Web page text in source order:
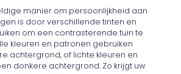
manier om persoonlijkheid aan
is door verschillende tinten en
om een contrasterende tuin te
kleuren en patronen gebruiken
achtergrond, of lichte kleuren en
donkere achtergrond. Zo krijgt uw